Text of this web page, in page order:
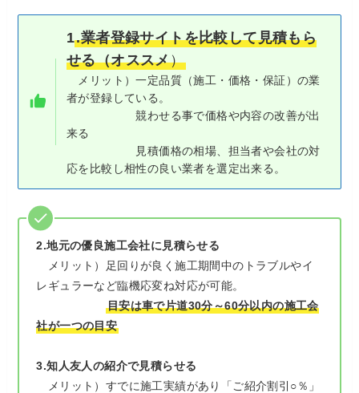
1.業者登録サイトを比較して見積もら
せる（オススメ）
メリット）一定品質（施工・価格・保証）の業
者が登録している。
競わせる事で価格や内容の改善が出
来る
見積価格の相場、担当者や会社の対
応を比較し相性の良い業者を選定出来る。
2.地元の優良施工会社に見積らせる
メリット）足回りが良く施工期間中のトラブルやイ
レギュラーなど臨機応変ね対応が可能。
目安は車で片道30分～60分以内の施工会
社が一つの目安
3.知人友人の紹介で見積らせる
メリット）すでに施工実績があり「ご紹介割引○％」